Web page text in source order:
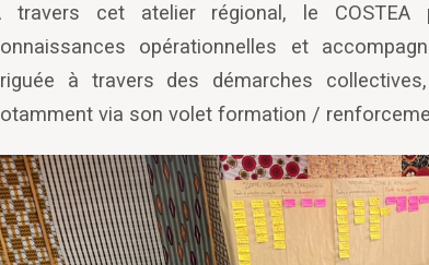
travers cet atelier régional, le
opérationnelles et
à travers des démarches
via son volet formation /